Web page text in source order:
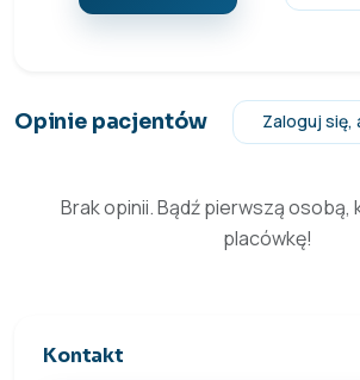
Opinie pacjentów Zaloguj się,
Brak opinii. Bądź pierwszą osobą,
placówkę!
Kontakt